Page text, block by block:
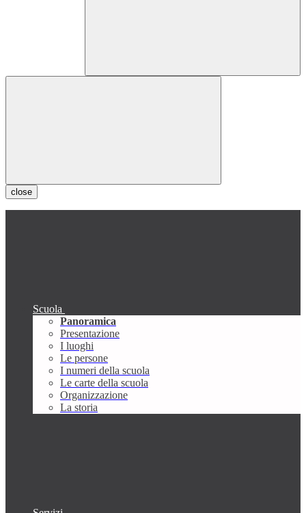
close
Scuola
Panoramica
Presentazione
I luoghi
Le persone
I numeri della scuola
Le carte della scuola
Organizzazione
La storia